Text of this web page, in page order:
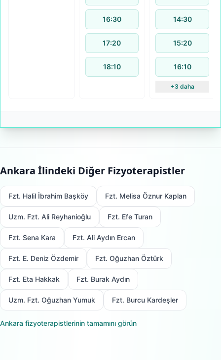
16:30
17:20
18:10
14:30
15:20
16:10
+3 daha
Ankara İlindeki Diğer Fizyoterapistler
Fzt. Halil İbrahim Başköy Fzt. Melisa Öznur Kaplan
Uzm. Fzt. Ali Reyhanioğlu Fzt. Efe Turan
Fzt. Sena Kara Fzt. Ali Aydın Ercan
Fzt. E. Deniz Özdemir Fzt. Oğuzhan Öztürk
Fzt. Eta Hakkak Fzt. Burak Aydın
Uzm. Fzt. Oğuzhan Yumuk Fzt. Burcu Kardeşler
Ankara fizyoterapistlerinin tamamını görün